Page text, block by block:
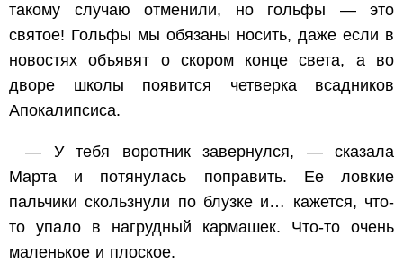
такому случаю отменили, но гольфы — это
святое! Гольфы мы обязаны носить, даже если в
новостях объявят о скором конце света, а во
дворе школы появится четверка всадников
Апокалипсиса.
— У тебя воротник завернулся, — сказала
Марта и потянулась поправить. Ее ловкие
пальчики скользнули по блузке и… кажется, что-
то упало в нагрудный кармашек. Что-то очень
маленькое и плоское.